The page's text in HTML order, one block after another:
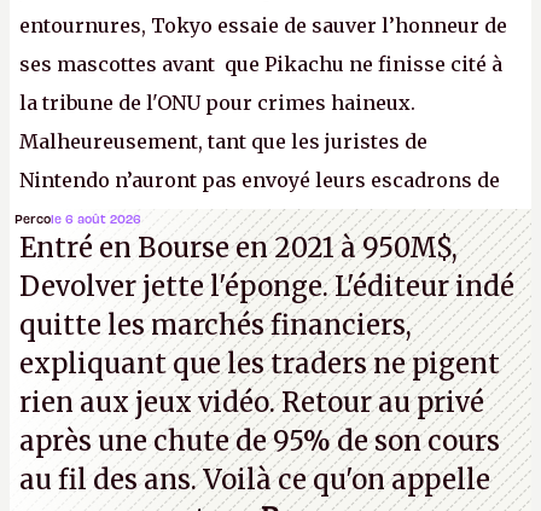
entournures, Tokyo essaie de sauver l’honneur de
ses mascottes avant que Pikachu ne finisse cité à
la tribune de l'ONU pour crimes haineux.
Malheureusement, tant que les juristes de
Nintendo n’auront pas envoyé leurs escadrons de
la mort judiciaires pour distribuer du copyright
strike à tour de bras, l'Oncle Sam continuera
d'étaler sa confiture intellectuelle sur vos
souvenirs d'enfance.P.
Percole 6 août 2026
Entré en Bourse en 2021 à 950M$,
Devolver jette l'éponge. L'éditeur indé
quitte les marchés financiers,
expliquant que les traders ne pigent
rien aux jeux vidéo. Retour au privé
après une chute de 95% de son cours
au fil des ans. Voilà ce qu'on appelle